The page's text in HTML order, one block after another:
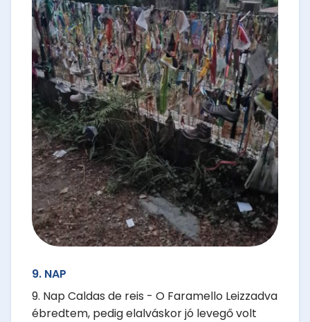
9. NAP
9. Nap Caldas de reis - O Faramello Leizzadva
ébredtem, pedig elalváskor jó levegő volt